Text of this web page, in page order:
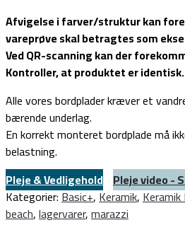
Afvigelse i farver/struktur kan
vareprøve skal betragtes som
Ved QR-scanning kan der
Kontroller, at produktet er identisk.
Alle vores bordplader kræver et
bærende underlag.
En korrekt monteret bordplade må
belastning.
Pleje & Vedligehold Pleje video -
Kategorier:Basic+,Keramik,
beach,lagervarer,marazzi